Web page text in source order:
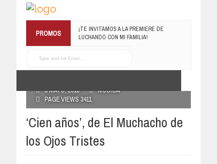
PROMOS
¡TE INVITAMOS A LA PREMIERE DE
LUCHANDO CON MI FAMILIA!
REGALA EL COMPILADO
#ELRECOMENDADOVOL4
3 MAYO, 2019
MÚSICA
PAGE VIEWS 3411
‘Cien años’, de El Muchacho de
los Ojos Tristes